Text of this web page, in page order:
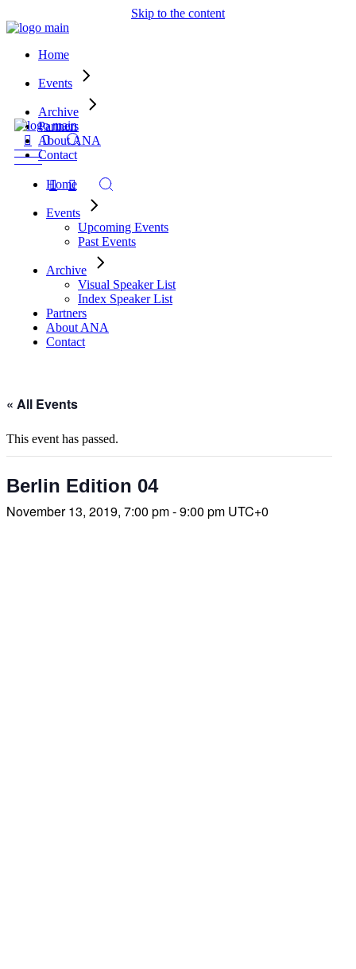
Skip to the content
Home
Events
Upcoming Events
Past Events
Archive
Visual Speaker List
Index Speaker List
Partners
About ANA
Contact
Home
Events
Upcoming Events
Past Events
Archive
Visual Speaker List
Index Speaker List
Partners
About ANA
Contact
« All Events
This event has passed.
Berlin Edition 04
November 13, 2019, 7:00 pm - 9:00 pm UTC+0